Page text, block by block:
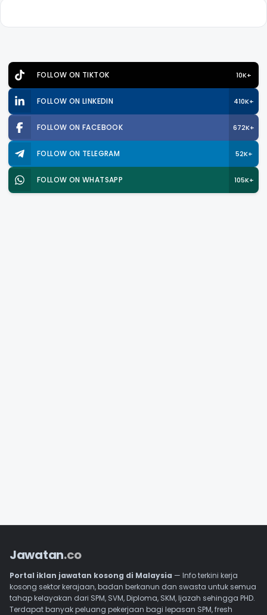
FOLLOW ON TIKTOK 10K+
FOLLOW ON LINKEDIN 410K+
FOLLOW ON FACEBOOK 672K+
FOLLOW ON TELEGRAM 52K+
FOLLOW ON WHATSAPP 105K+
Jawatan.co
Portal iklan jawatan kosong di Malaysia — Info terkini kerja
kosong sektor kerajaan, badan berkanun dan swasta untuk semua
tahap kelayakan dari SPM, SVM, Diploma, SKM, Ijazah sehingga PHD.
Terdapat banyak peluang pekerjaan bagi lepasan SPM, fresh